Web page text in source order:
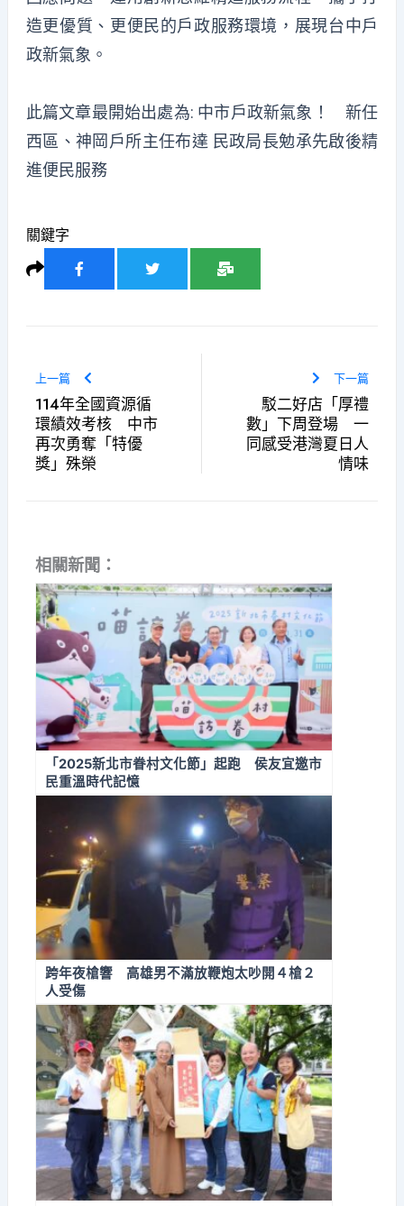
造更優質、更便民的戶政服務環境，展現台中戶
政新氣象。
此篇文章最開始出處為: 中市戶政新氣象！ 新任
西區、神岡戶所主任布達 民政局長勉承先啟後精
進便民服務
關鍵字
上一篇
114年全國資源循
環績效考核 中市
再次勇奪「特優
獎」殊榮
下一篇
駁二好店「厚禮
數」下周登場 一
同感受港灣夏日人
情味
相關新聞：
「2025新北市眷村文化節」起跑 侯友宜邀市
民重溫時代記憶
跨年夜槍響 高雄男不滿放鞭炮太吵開４槍２
人受傷